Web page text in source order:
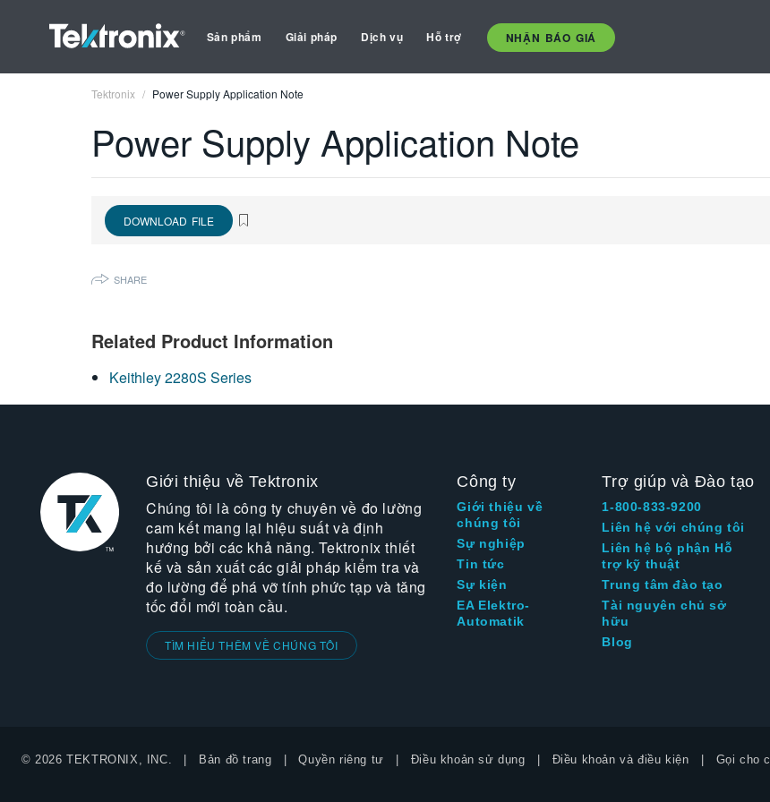
Sản phẩm Giải pháp Dịch vụ Hỗ trợ NHẬN BÁO GIÁ
Tektronix Power Supply Application Note
Power Supply Application Note
DOWNLOAD FILE
SHARE
Related Product Information
Keithley 2280S Series
Giới thiệu về Tektronix
Chúng tôi là công ty chuyên về đo lường
cam kết mang lại hiệu suất và định
hướng bởi các khả năng. Tektronix thiết
kế và sản xuất các giải pháp kiểm tra và
đo lường để phá vỡ tính phức tạp và tăng
tốc đổi mới toàn cầu.
TÌM HIỂU THÊM VỀ CHÚNG TÔI
Công ty
Giới thiệu về
chúng tôi
Sự nghiệp
Tin tức
Sự kiện
EA Elektro-
Automatik
Trợ giúp và Đào tạo
1-800-833-9200
Liên hệ với chúng tôi
Liên hệ bộ phận Hỗ
trợ kỹ thuật
Trung tâm đào tạo
Tài nguyên chủ sở
hữu
Blog
© 2026 TEKTRONIX, INC. Bản đồ trang Quyền riêng tư Điều khoản sử dụng Điều khoản và điều kiện Gọi cho